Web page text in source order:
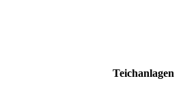
Teichanlagen